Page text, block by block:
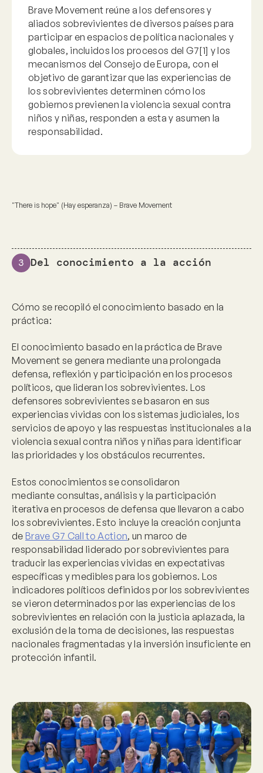
Brave Movement reúne a los defensores y
aliados sobrevivientes de diversos países para
participar en espacios de política nacionales y
globales, incluidos los procesos del G7[1] y los
mecanismos del Consejo de Europa, con el
objetivo de garantizar que las experiencias de
los sobrevivientes determinen cómo los
gobiernos previenen la violencia sexual contra
niños y niñas, responden a esta y asumen la
responsabilidad.
"There is hope" (Hay esperanza) – Brave Movement
3 Del conocimiento a la acción
Cómo se recopiló el conocimiento basado en la
práctica:
El conocimiento basado en la práctica de Brave
Movement se genera mediante una prolongada
defensa, reflexión y participación en los procesos
políticos, que lideran los sobrevivientes. Los
defensores sobrevivientes se basaron en sus
experiencias vividas con los sistemas judiciales, los
servicios de apoyo y las respuestas institucionales a la
violencia sexual contra niños y niñas para identificar
las prioridades y los obstáculos recurrentes.
Estos conocimientos se consolidaron
mediante consultas,análisis y la participación
iterativa en procesos de defensa que llevaron a cabo
los sobrevivientes. Esto incluye la creación conjunta
de Brave G7 Call to Action, un marco de
responsabilidad liderado por sobrevivientes para
traducir las experiencias vividas en expectativas
específicas y medibles para los gobiernos. Los
indicadores políticos definidos por los sobrevivientes
se vieron determinados por las experiencias de los
sobrevivientes en relación con la justicia aplazada, la
exclusión de la toma de decisiones, las respuestas
nacionales fragmentadas y la inversión insuficiente en
protección infantil.